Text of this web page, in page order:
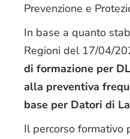
Prevenzione e
In base a quanto
Regioni del 17/04/
di formazione per
alla preventiva
base per Datori di
Il percorso formativo